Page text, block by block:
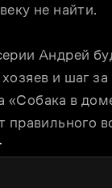
не найти.
Андрей
и шаг
«Собака в
правильного